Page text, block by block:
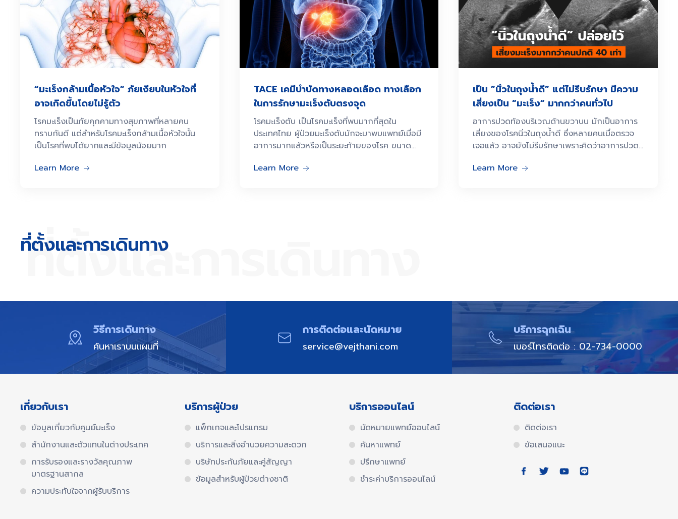
“มะเร็งกล้ามเนื้อหัวใจ” ภัยเงียบในหัวใจที่
อาจเกิดขึ้นโดยไม่รู้ตัว
โรคมะเร็งเป็นภัยคุกคามทางสุขภาพที่หลายคน
ทราบกันดี แต่สำหรับโรคมะเร็งกล้ามเนื้อหัวใจนั้น
เป็นโรคที่พบได้ยากและมีข้อมูลน้อยมาก
Learn More
TACE เคมีบำบัดทางหลอดเลือด ทางเลือก
ในการรักษามะเร็งตับตรงจุด
โรคมะเร็งตับ เป็นโรคมะเร็งที่พบมากที่สุดใน
ประเทศไทย ผู้ป่วยมะเร็งตับมักจะมาพบแพทย์เมื่อมี
อาการมากแล้วหรือเป็นระยะท้ายของโรค ขนาด
ได้
Learn More
เป็น ”นิ่วในถุงน้ำดี” แต่ไม่รีบรักษา มีความ
เสี่ยงเป็น “มะเร็ง” มากกว่าคนทั่วไป
อาการปวดท้องบริเวณด้านขวาบน มักเป็นอาการ
เสี่ยงของโรคนิ่วในถุงน้ำดี ซึ่งหลายคนเมื่อตรวจ
เจอแล้ว อาจยังไม่รีบรักษาเพราะคิดว่าอาการปวด
นอกจากอาจจะเกิดถุงน้ำดีอักเสบหรือท่อน้ำดี
Learn More
ที่ตั้งและการเดินทาง​
ที่ตั้งและการเดินทาง​
วิธีการเดินทาง
ค้นหาเราบนแผนที่
การติดต่อและนัดหมาย​
service@vejthani.com
บริการฉุกเฉิน​
เบอร์โทรติดต่อ : 02-734-0000
เกี่ยวกับเรา
ข้อมูลเกี่ยวกับศูนย์มะเร็ง
สำนักงานและตัวแทนในต่างประเทศ​
การรับรองและรางวัลคุณภาพ
มาตรฐานสากล​
ความประทับใจจากผู้รับบริการ
บริการผู้ป่วย
แพ็กเกจและโปรแกรม
บริการและสิ่งอำนวยความสะดวก
บริษัทประกันภัยและคู่สัญญา
ข้อมูลสำหรับผู้ป่วยต่างชาติ
บริการออนไลน์
นัดหมายแพทย์ออนไลน์
ค้นหาแพทย์
ปรึกษาแพทย์
ชำระค่าบริการออนไลน์
ติดต่อเรา
ติดต่อเรา
ข้อเสนอแนะ